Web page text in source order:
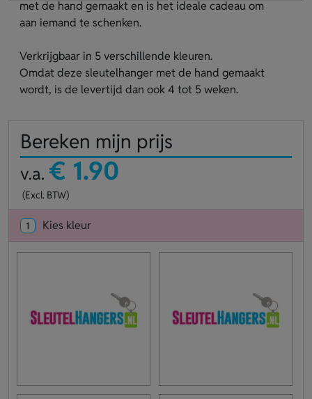
met de hand gemaakt en is het ideale cadeau om
aan iemand te schenken.
Verkrijgbaar in 5 verschillende kleuren.
Omdat deze sleutelhanger met de hand gemaakt
wordt, is de levertijd dan ook 4 tot 5 weken.
Bereken mijn prijs
v.a. € 1.90
(Excl. BTW)
1 Kies kleur